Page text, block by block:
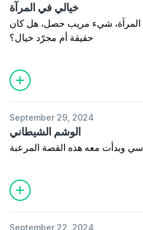
خيالي في المرآة
المرآة، شيء مريب حصل، هل كان
حقيقة أم مجرّد خيال؟
September 29, 2024
الوشم الشيطاني
September 22, 2024